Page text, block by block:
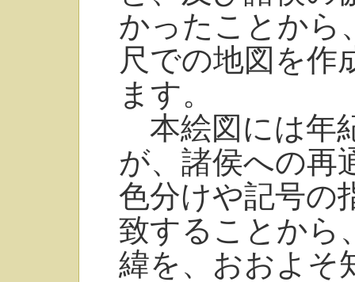
かったことから
尺での地図を作
ます。
本絵図には年
が、諸侯への再
色分けや記号の
致することから
緯を、おおよそ